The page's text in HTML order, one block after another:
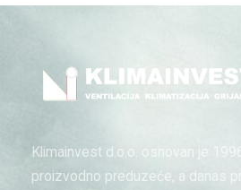
Klimainvest d.o.o. osnovan je
proizvodno preduzeće, a danas